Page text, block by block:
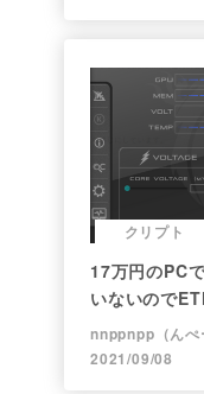
クリプト
17万円のPC
いないので
nnppnpp（んぺ
2021/09/08